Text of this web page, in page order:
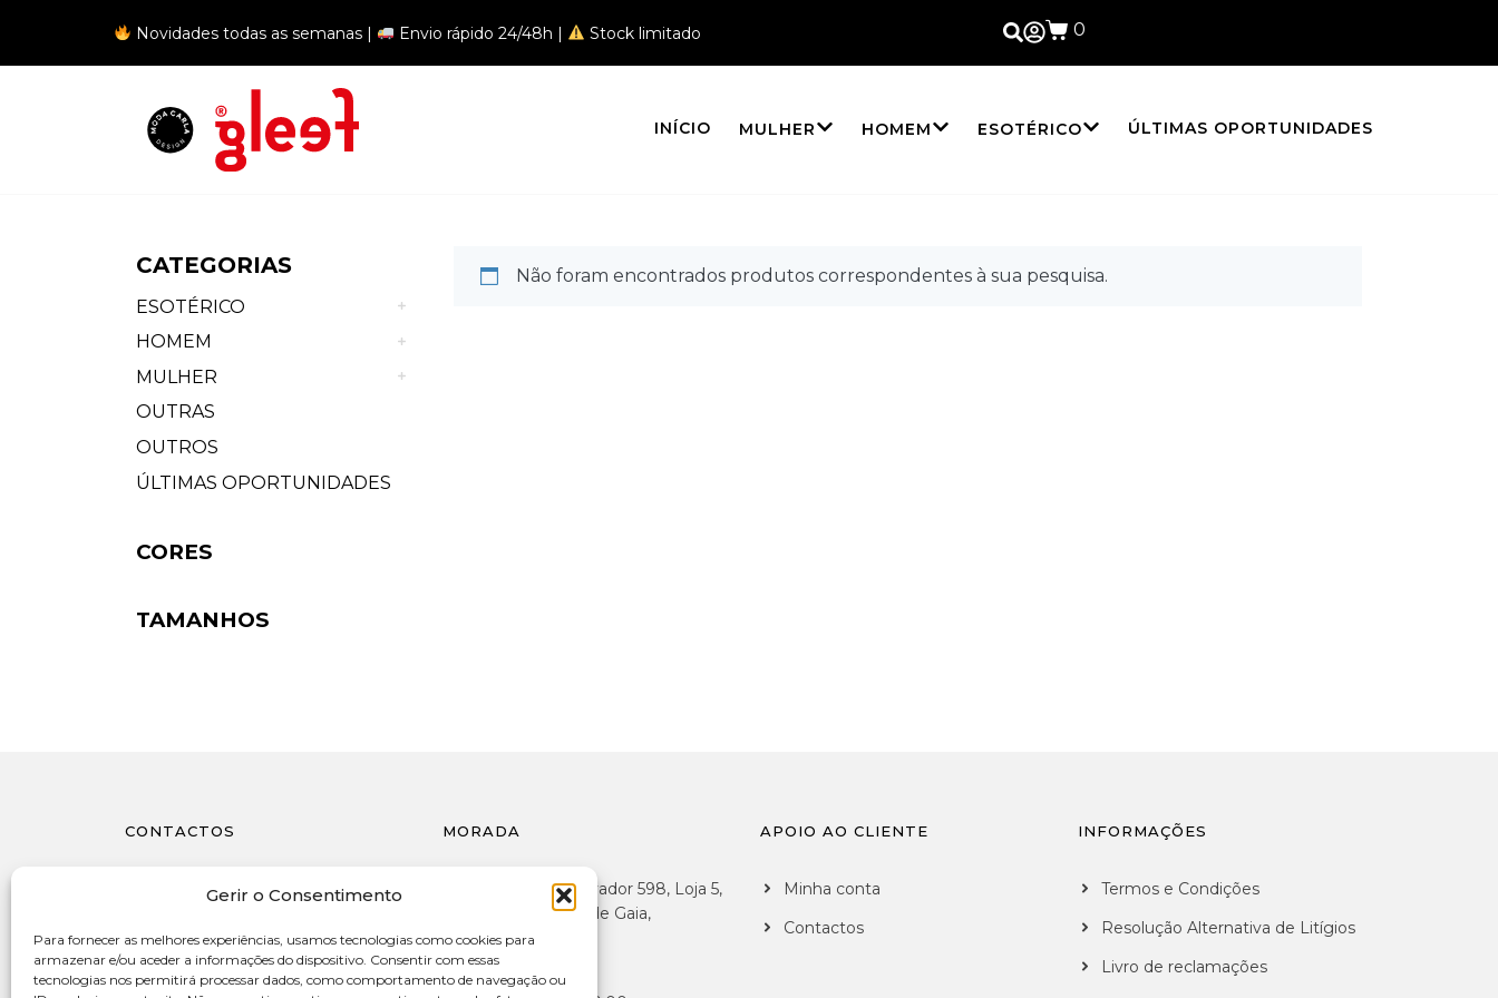
Gerir o Consentimento
Para fornecer as melhores experiências, usamos tecnologias como cookies para
armazenar e/ou aceder a informações do dispositivo. Consentir com essas
tecnologias nos permitirá processar dados, como comportamento de navegação ou
Novidades todas as semanas | Envio rápido 24/48h | Stock limitado 0
INÍCIO MULHER HOMEM ESOTÉRICO ÚLTIMAS OPORTUNIDADES
Não foram encontrados produtos correspondentes à sua pesquisa.
CATEGORIAS
ESOTÉRICO
HOMEM
MULHER
OUTRAS
OUTROS
ÚLTIMAS OPORTUNIDADES
CORES
TAMANHOS
CONTACTOS
962 860 514
geral@gleef.pt
MORADA
Avenida de São Salvador 598, Loja 5,
4415-557 Vila Nova de Gaia,
Portugal
APOIO AO CLIENTE
Minha conta
Contactos
INFORMAÇÕES
Termos e Condições
Resolução Alternativa de Litígios
Livro de reclamações